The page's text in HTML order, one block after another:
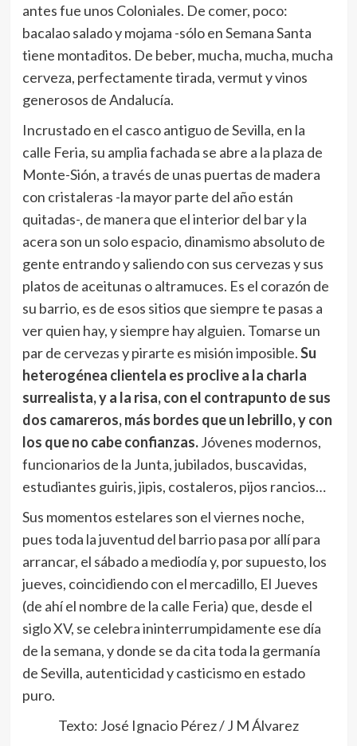
antes fue unos Coloniales. De comer, poco:
bacalao salado y mojama -sólo en Semana Santa
tiene montaditos. De beber, mucha, mucha, mucha
cerveza, perfectamente tirada, vermut y vinos
generosos de Andalucía.
Incrustado en el casco antiguo de Sevilla, en la
calle Feria, su amplia fachada se abre a la plaza de
Monte-Sión, a través de unas puertas de madera
con cristaleras -la mayor parte del año están
quitadas-, de manera que el interior del bar y la
acera son un solo espacio, dinamismo absoluto de
gente entrando y saliendo con sus cervezas y sus
platos de aceitunas o altramuces. Es el corazón de
su barrio, es de esos sitios que siempre te pasas a
ver quien hay, y siempre hay alguien. Tomarse un
par de cervezas y pirarte es misión imposible.Su
heterogénea clientela es proclive a la charla
surrealista, y a la risa, con el contrapunto de sus
dos camareros, más bordes que un lebrillo, y con
los que no cabe confianzas.Jóvenes modernos,
funcionarios de la Junta, jubilados, buscavidas,
estudiantes guiris, jipis, costaleros, pijos rancios…
Sus momentos estelares son el viernes noche,
pues toda la juventud del barrio pasa por allí para
arrancar, el sábado a mediodía y, por supuesto, los
jueves, coincidiendo con el mercadillo, El Jueves
(de ahí el nombre de la calle Feria) que, desde el
siglo XV, se celebra ininterrumpidamente ese día
de la semana, y donde se da cita toda la germanía
de Sevilla, autenticidad y casticismo en estado
puro.
Texto: José Ignacio Pérez / J M Álvarez